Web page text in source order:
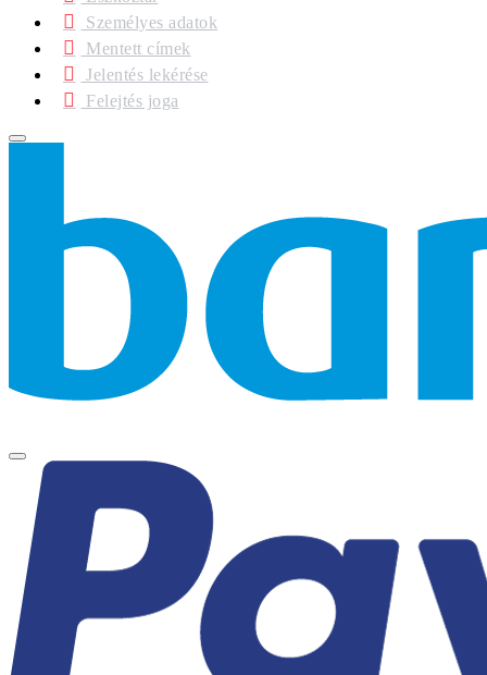
Személyes adatok
Mentett címek
Jelentés lekérése
Felejtés joga